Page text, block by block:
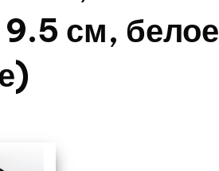
9.5 см, белое